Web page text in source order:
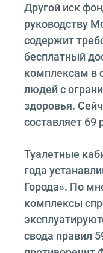
Другой иск
руководству
содержит
бесплатный
комплексам в
людей с
здоровья.
составляет 69
Туалетные
года
Города». По
комплексы
свода правил